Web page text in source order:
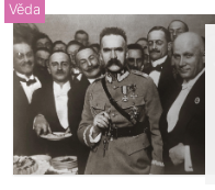
Věda